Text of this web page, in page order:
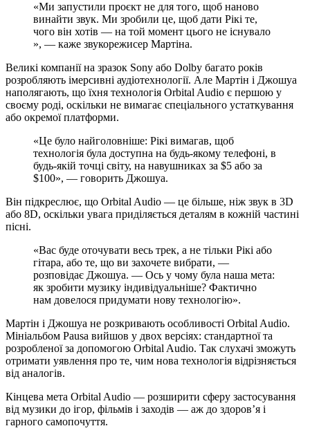
«Ми запустили проєкт не для того, щоб наново
винайти звук. Ми зробили це, щоб дати Рікі те,
чого він хотів — на той момент цього не існувало
», — каже звукорежисер Мартіна.
Великі компанії на зразок Sony або Dolby багато років
розробляють імерсивні аудіотехнології. Але Мартін і Джошуа
наполягають, що їхня технологія Orbital Audio є першою у
своєму роді, оскільки не вимагає спеціального устаткування
або окремої платформи.
«Це було найголовніше: Рікі вимагав, щоб
технологія була доступна на будь-якому телефоні, в
будь-якій точці світу, на навушниках за $5 або за
$100», — говорить Джошуа.
Він підкреслює, що Orbital Audio — це більше, ніж звук в 3D
або 8D, оскільки увага приділяється деталям в кожній частині
пісні.
«Вас буде оточувати весь трек, а не тільки Рікі або
гітара, або те, що ви захочете вибрати, —
розповідає Джошуа. — Ось у чому була наша мета:
як зробити музику індивідуальніше? Фактично
нам довелося придумати нову технологію».
Мартін і Джошуа не розкривають особливості Orbital Audio.
Мініальбом Pausa вийшов у двох версіях: стандартної та
розробленої за допомогою Orbital Audio. Так слухачі зможуть
отримати уявлення про те, чим нова технологія відрізняється
від аналогів.
Кінцева мета Orbital Audio — розширити сферу застосування
від музики до ігор, фільмів і заходів — аж до здоров’я і
гарного самопочуття.